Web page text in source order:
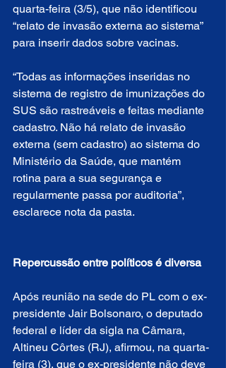
quarta-feira (3/5), que não identificou
“relato de invasão externa ao sistema”
para inserir dados sobre vacinas.
“Todas as informações inseridas no
sistema de registro de imunizações do
SUS são rastreáveis e feitas mediante
cadastro. Não há relato de invasão
externa (sem cadastro) ao sistema do
Ministério da Saúde, que mantém
rotina para a sua segurança e
regularmente passa por auditoria”,
esclarece nota da pasta.
Repercussão entre políticos é diversa
Após reunião na sede do PL com o ex-
presidente Jair Bolsonaro, o deputado
federal e líder da sigla na Câmara,
Altineu Côrtes (RJ), afirmou, na quarta-
feira (3), que o ex-presidente não deve